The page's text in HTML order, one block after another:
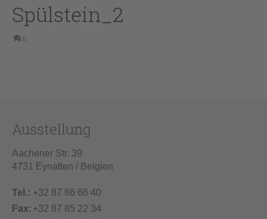
Spülstein_2
0
Ausstellung
Aachener Str. 39
4731 Eynatten / Belgien
Tel.: +32 87 86 66 40
Fax: +32 87 85 22 34